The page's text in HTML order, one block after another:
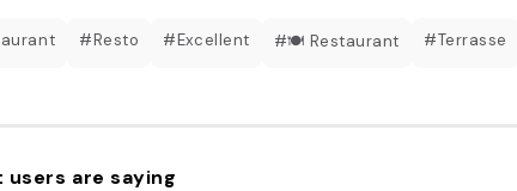
#Resto #Excellent #🍽 Restaurant #Terrasse
users are saying